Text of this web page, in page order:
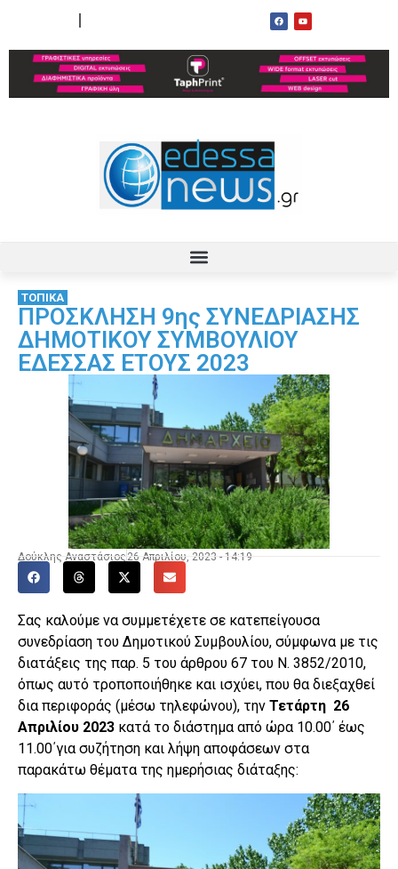
ΤΟΠΙΚΑ
ΠΡΟΣΚΛΗΣΗ 9ης ΣΥΝΕΔΡΙΑΣΗΣ
ΔΗΜΟΤΙΚΟΥ ΣΥΜΒΟΥΛΙΟΥ
ΕΔΕΣΣΑΣ ΕΤΟΥΣ 2023
Δούκλης Αναστάσιος 26 Απριλίου, 2023 - 14:19
Σας καλούμε να συμμετέχετε σε κατεπείγουσα
συνεδρίαση του Δημοτικού Συμβουλίου, σύμφωνα με τις
διατάξεις της παρ. 5 του άρθρου 67 του Ν. 3852/2010,
όπως αυτό τροποποιήθηκε και ισχύει, που θα διεξαχθεί
δια περιφοράς (μέσω τηλεφώνου), την Τετάρτη 26
Απριλίου 2023 κατά το διάστημα από ώρα 10.00΄ έως
11.00΄για συζήτηση και λήψη αποφάσεων στα
παρακάτω θέματα της ημερήσιας διάταξης: